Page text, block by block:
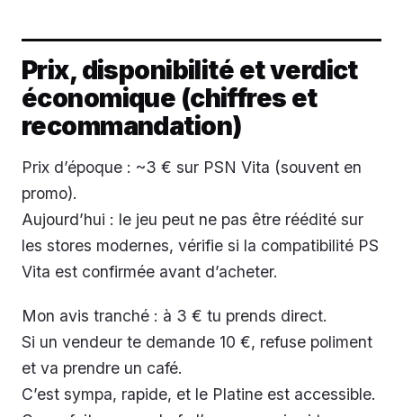
Prix, disponibilité et verdict
économique (chiffres et
recommandation)
Prix d’époque : ~3 € sur PSN Vita (souvent en
promo).
Aujourd’hui : le jeu peut ne pas être réédité sur
les stores modernes, vérifie si la compatibilité PS
Vita est confirmée avant d’acheter.
Mon avis tranché : à 3 € tu prends direct.
Si un vendeur te demande 10 €, refuse poliment
et va prendre un café.
C’est sympa, rapide, et le Platine est accessible.